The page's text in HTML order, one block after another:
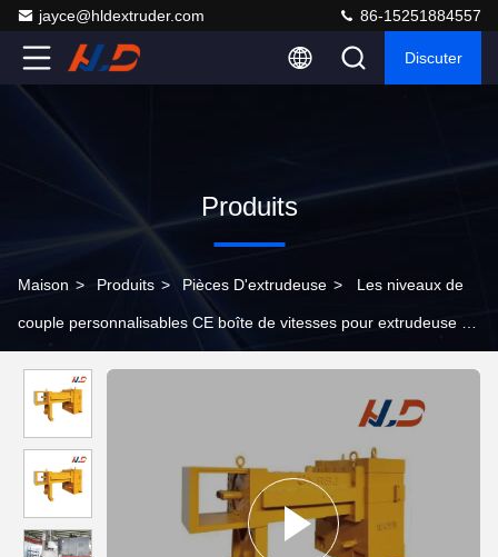
jayce@hldextruder.com 86-15251884557
Discuter
Produits
Maison > Produits > Pièces D'extrudeuse > Les niveaux de
couple personnalisables CE boîte de vitesses pour extrudeuse à